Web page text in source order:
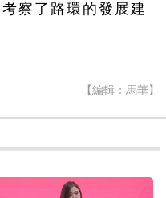
察了路環的發展建
【編輯：馬華】